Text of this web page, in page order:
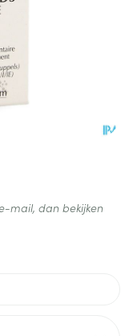
mail, dan bekijken